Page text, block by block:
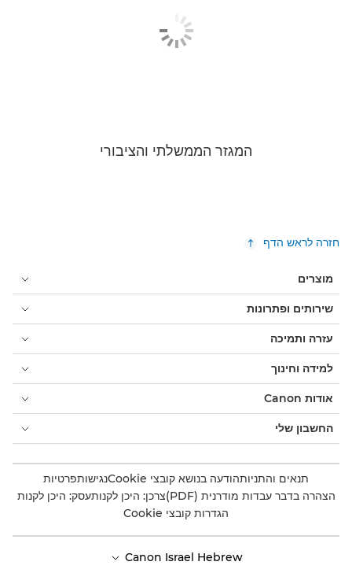
המגזר הממשלתי והציבורי
חזרה לראש הדף
מוצרים
שירותים ופתרונות
עזרה ותמיכה
למידה וחינוך
אודות Canon
החשבון שלי
תנאים והתניותהודעה בנושא קובצי Cookie נגישותפרטיות
הצהרה בדבר עבדות מודרנית (PDF)
צרכן: היכן לקנותעסק: היכן לקנות
הגדרות קובצי Cookie
Canon Israel Hebrew